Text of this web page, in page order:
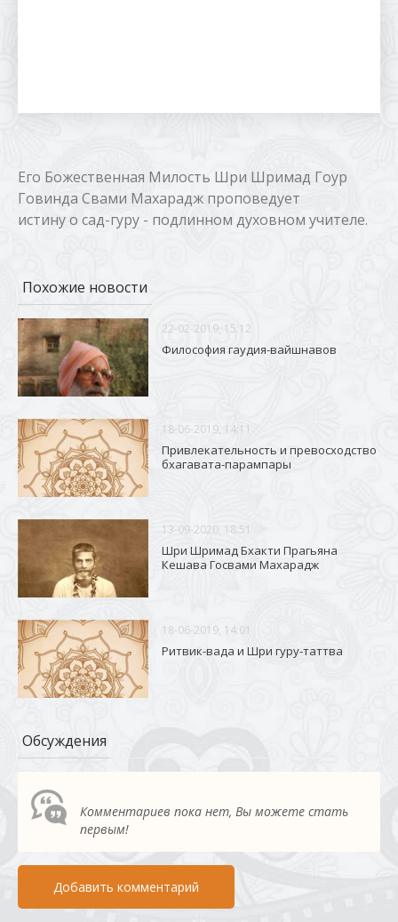
Его Божественная Милость Шри Шримад Гоур
Говинда Свами Махарадж проповедует
истину о сад-гуру - подлинном духовном учителе.
Похожие новости
22-02-2019, 15:12
Философия гаудия-вайшнавов
18-06-2019, 14:11
Привлекательность и превосходство
бхагавата-парампары
13-09-2020, 18:51
Шри Шримад Бхакти Прагьяна
Кешава Госвами Махарадж
18-06-2019, 14:01
Ритвик-вада и Шри гуру-таттва
Обсуждения
Комментариев пока нет, Вы можете стать
первым!
Добавить комментарий